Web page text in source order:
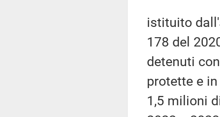
istituito
178 del
detenuti
protette e
1,5 milioni